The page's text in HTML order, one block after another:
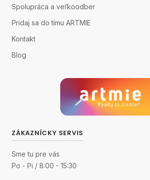
Spolupráca a veľkoodber
Pridaj sa do tímu ARTMIE
Kontakt
Blog
ZÁKAZNÍCKY SERVIS
Sme tu pre vás
Po - Pi / 8:00 - 15:30